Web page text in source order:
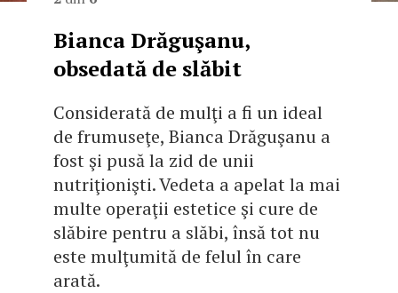
Bianca Drăguşanu,
obsedată de slăbit
Considerată de mulţi a fi un ideal
de frumuseţe, Bianca Drăguşanu a
fost şi pusă la zid de unii
nutriţionişti. Vedeta a apelat la mai
multe operaţii estetice şi cure de
slăbire pentru a slăbi, însă tot nu
este mulţumită de felul în care
arată.